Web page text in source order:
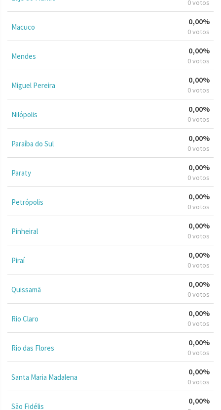
0 votos
Macuco
0,00%
0 votos
Mendes
0,00%
0 votos
Miguel Pereira
0,00%
0 votos
Nilópolis
0,00%
0 votos
Paraíba do Sul
0,00%
0 votos
Paraty
0,00%
0 votos
Petrópolis
0,00%
0 votos
Pinheiral
0,00%
0 votos
Piraí
0,00%
0 votos
Quissamã
0,00%
0 votos
Rio Claro
0,00%
0 votos
Rio das Flores
0,00%
0 votos
Santa Maria Madalena
0,00%
0 votos
São Fidélis
0,00%